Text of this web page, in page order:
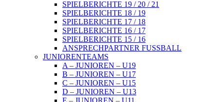
SPIELBERICHTE 19 / 20 / 21
SPIELBERICHTE 18 / 19
SPIELBERICHTE 17 / 18
SPIELBERICHTE 16 / 17
SPIELBERICHTE 15 / 16
ANSPRECHPARTNER FUSSBALL
JUNIORENTEAMS
A – JUNIOREN – U19
B – JUNIOREN – U17
C – JUNIOREN – U15
D – JUNIOREN – U13
E – JUNIOREN – U11